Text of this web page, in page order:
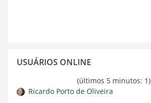
Usuários
USUÁRIOS ONLINE
(últimos 5 minutos: 1)
Ricardo Porto de Oliveira